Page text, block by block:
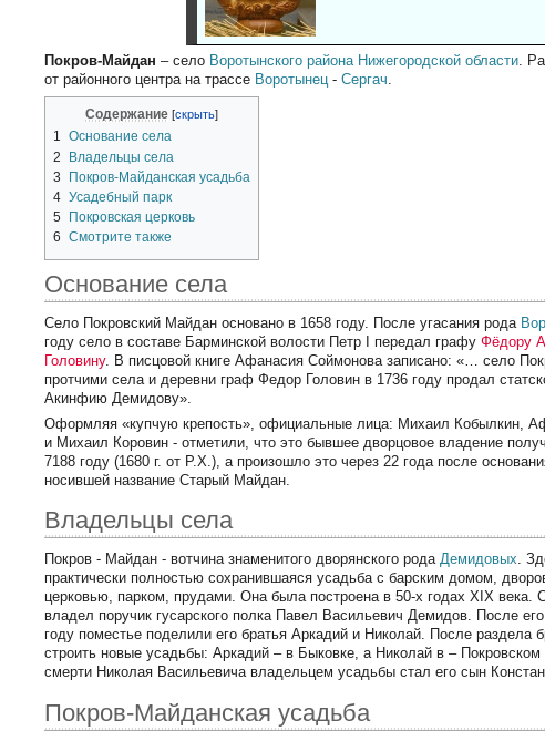
Покров-Майдан – село Воротынского района Нижегородской области.
от районного центра на трассе Воротынец-Сергач.
Содержание
1 Основание села
2
Владельцы села
3
Покров-Майданская усадьба
4 Усадебный парк
5
Покровская церковь
6 Смотрите также
Основание села
Село Покровский Майдан основано в 1658 году. После угасания рода
году село в составе Барминской волости Петр I передал графуФёдору
Головину. В писцовой книге Афанасия Соймонова записано: «… село
протчими села и деревни граф Федор Головин в 1736 году продал
Акинфию Демидову».
Оформляя «купчую крепость», официальные лица: Михаил Кобылкин,
и Михаил Коровин - отметили, что это бывшее дворцовое владение
7188 году (1680 г. от Р.Х.), а произошло это через 22 года после
носившей название Старый Майдан.
Владельцы села
Покров - Майдан - вотчина знаменитого дворянского родаДемидовых.
практически полностью сохранившаяся усадьба с барским домом,
церковью, парком, прудами. Она была построена в 50-х годах XIX века.
владел поручик гусарского полка Павел Васильевич Демидов. После
году поместье поделили его братья Аркадий и Николай. После раздела
строить новые усадьбы: Аркадий – в Быковке, а Николай в –
смерти Николая Васильевича владельцем усадьбы стал его сын
Покров-Майданская усадьба